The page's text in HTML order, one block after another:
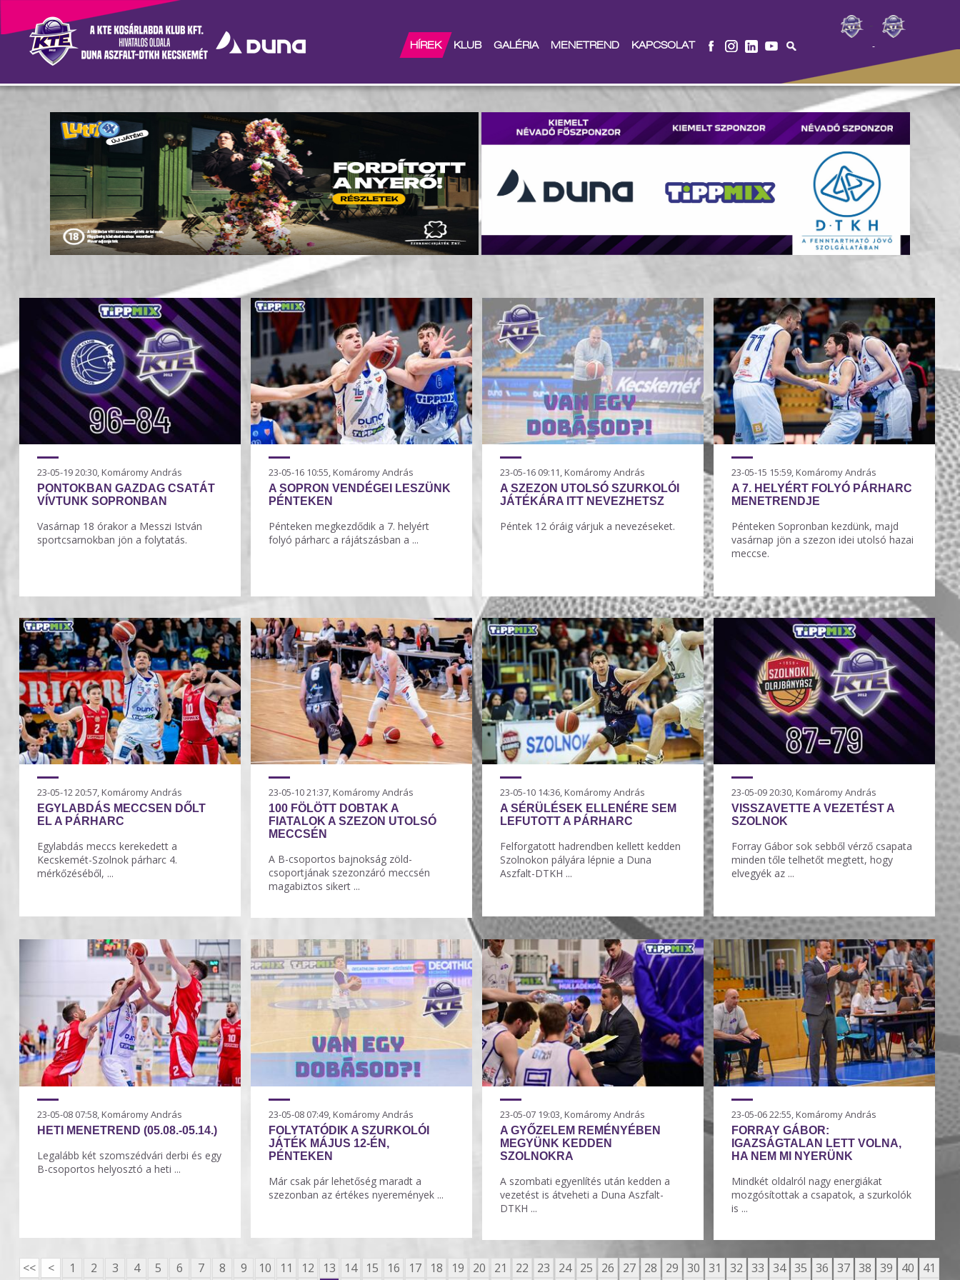
-
HÍREK KLUB GALÉRIA MENETREND KAPCSOLAT
Hírek
23-05-19 20:30, Komáromy András
PONTOKBAN GAZDAG CSATÁT
VÍVTUNK SOPRONBAN
Vasárnap 18 órakor a Messzi István
sportcsarnokban jön a folytatás.
23-05-16 10:55, Komáromy András
A SOPRON VENDÉGEI LESZÜNK
PÉNTEKEN
Pénteken megkezdődik a 7. helyért
folyó párharc a rájátszásban a ...
23-05-16 09:11, Komáromy András
A SZEZON UTOLSÓ SZURKOLÓI
JÁTÉKÁRA ITT NEVEZHETSZ
Péntek 12 óráig várjuk a nevezéseket.
23-05-15 15:59, Komáromy András
A 7. HELYÉRT FOLYÓ PÁRHARC
MENETRENDJE
Pénteken Sopronban kezdünk, majd
vasárnap jön a szezon idei utolsó hazai
meccse.
23-05-12 20:57, Komáromy András
EGYLABDÁS MECCSEN DŐLT
EL A PÁRHARC
Egylabdás meccs kerekedett a
Kecskemét-Szolnok párharc 4.
mérkőzéséből, ...
23-05-10 21:37, Komáromy András
100 FÖLÖTT DOBTAK A
FIATALOK A SZEZON UTOLSÓ
MECCSÉN
A B-csoportos bajnokság zöld-
csoportjának szezonzáró meccsén
magabiztos sikert ...
23-05-10 14:36, Komáromy András
A SÉRÜLÉSEK ELLENÉRE SEM
LEFUTOTT A PÁRHARC
Felforgatott hadrendben kellett kedden
Szolnokon pályára lépnie a Duna
Aszfalt-DTKH ...
23-05-09 20:30, Komáromy András
VISSZAVETTE A VEZETÉST A
SZOLNOK
Forray Gábor sok sebből vérző csapata
minden tőle telhetőt megtett, hogy
elvegyék az ...
23-05-08 07:58, Komáromy András
HETI MENETREND (05.08.-05.14.)
Legalább két szomszédvári derbi és egy
B-csoportos helyosztó a heti ...
23-05-08 07:49, Komáromy András
FOLYTATÓDIK A SZURKOLÓI
JÁTÉK MÁJUS 12-ÉN,
PÉNTEKEN
Már csak pár lehetőség maradt a
szezonban az értékes nyeremények ...
23-05-07 19:03, Komáromy András
A GYŐZELEM REMÉNYÉBEN
MEGYÜNK KEDDEN
SZOLNOKRA
A szombati egyenlítés után kedden a
vezetést is átveheti a Duna Aszfalt-
DTKH ...
23-05-06 22:55, Komáromy András
FORRAY GÁBOR:
IGAZSÁGTALAN LETT VOLNA,
HA NEM MI NYERÜNK
Mindkét oldalról nagy energiákat
mozgósítottak a csapatok, a szurkolók
is ...
<< < 1 2 3 4 5 6 7 8 9 10 11 12 13 14 15 16 17 18 19 20 21 22 23 24 25 26 27 28 29 30 31 32 33 34 35 36 37 38 39 40
41